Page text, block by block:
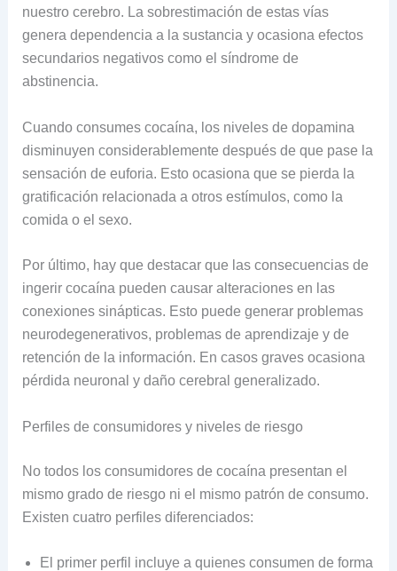
nuestro cerebro. La sobrestimación de estas vías
genera dependencia a la sustancia y ocasiona efectos
secundarios negativos como el síndrome de
abstinencia.
Cuando consumes cocaína, los niveles de dopamina
disminuyen considerablemente después de que pase la
sensación de euforia. Esto ocasiona que se pierda la
gratificación relacionada a otros estímulos, como la
comida o el sexo.
Por último, hay que destacar que las consecuencias de
ingerir cocaína pueden causar alteraciones en las
conexiones sinápticas. Esto puede generar problemas
neurodegenerativos, problemas de aprendizaje y de
retención de la información. En casos graves ocasiona
pérdida neuronal y daño cerebral generalizado.
Perfiles de consumidores y niveles de riesgo
No todos los consumidores de cocaína presentan el
mismo grado de riesgo ni el mismo patrón de consumo.
Existen cuatro perfiles diferenciados:
El primer perfil incluye a quienes consumen de forma